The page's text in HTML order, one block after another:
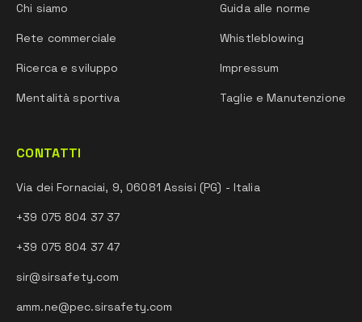
Chi siamo
Rete commerciale
Ricerca e sviluppo
Mentalità sportiva
Guida alle norme
Whistleblowing
Impressum
Taglie e Manutenzione
CONTATTI
Via dei Fornaciai, 9, 06081 Assisi (PG) - Italia
+39 075 804 37 37
+39 075 804 37 47
sir@sirsafety.com
amm.ne@pec.sirsafety.com